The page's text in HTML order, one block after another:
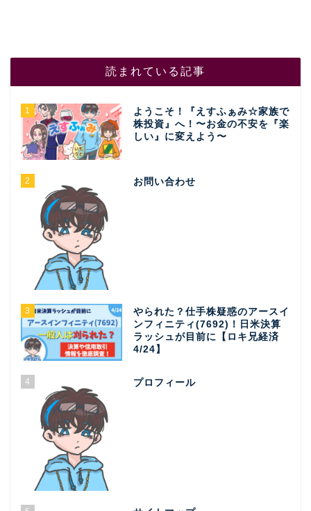
読まれている記事
1
ようこそ！『えすふぁみ☆家族で
株投資』へ！〜お金の不安を『楽
しい』に変えよう〜
2 お問い合わせ
3
やられた？仕手株疑惑のアースイ
ンフィニティ(7692)！日米決算
ラッシュが目前に【ロキ兄経済
4/24】
4 プロフィール